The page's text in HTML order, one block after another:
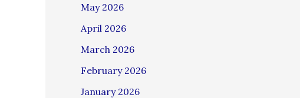
May 2026
April 2026
March 2026
February 2026
January 2026